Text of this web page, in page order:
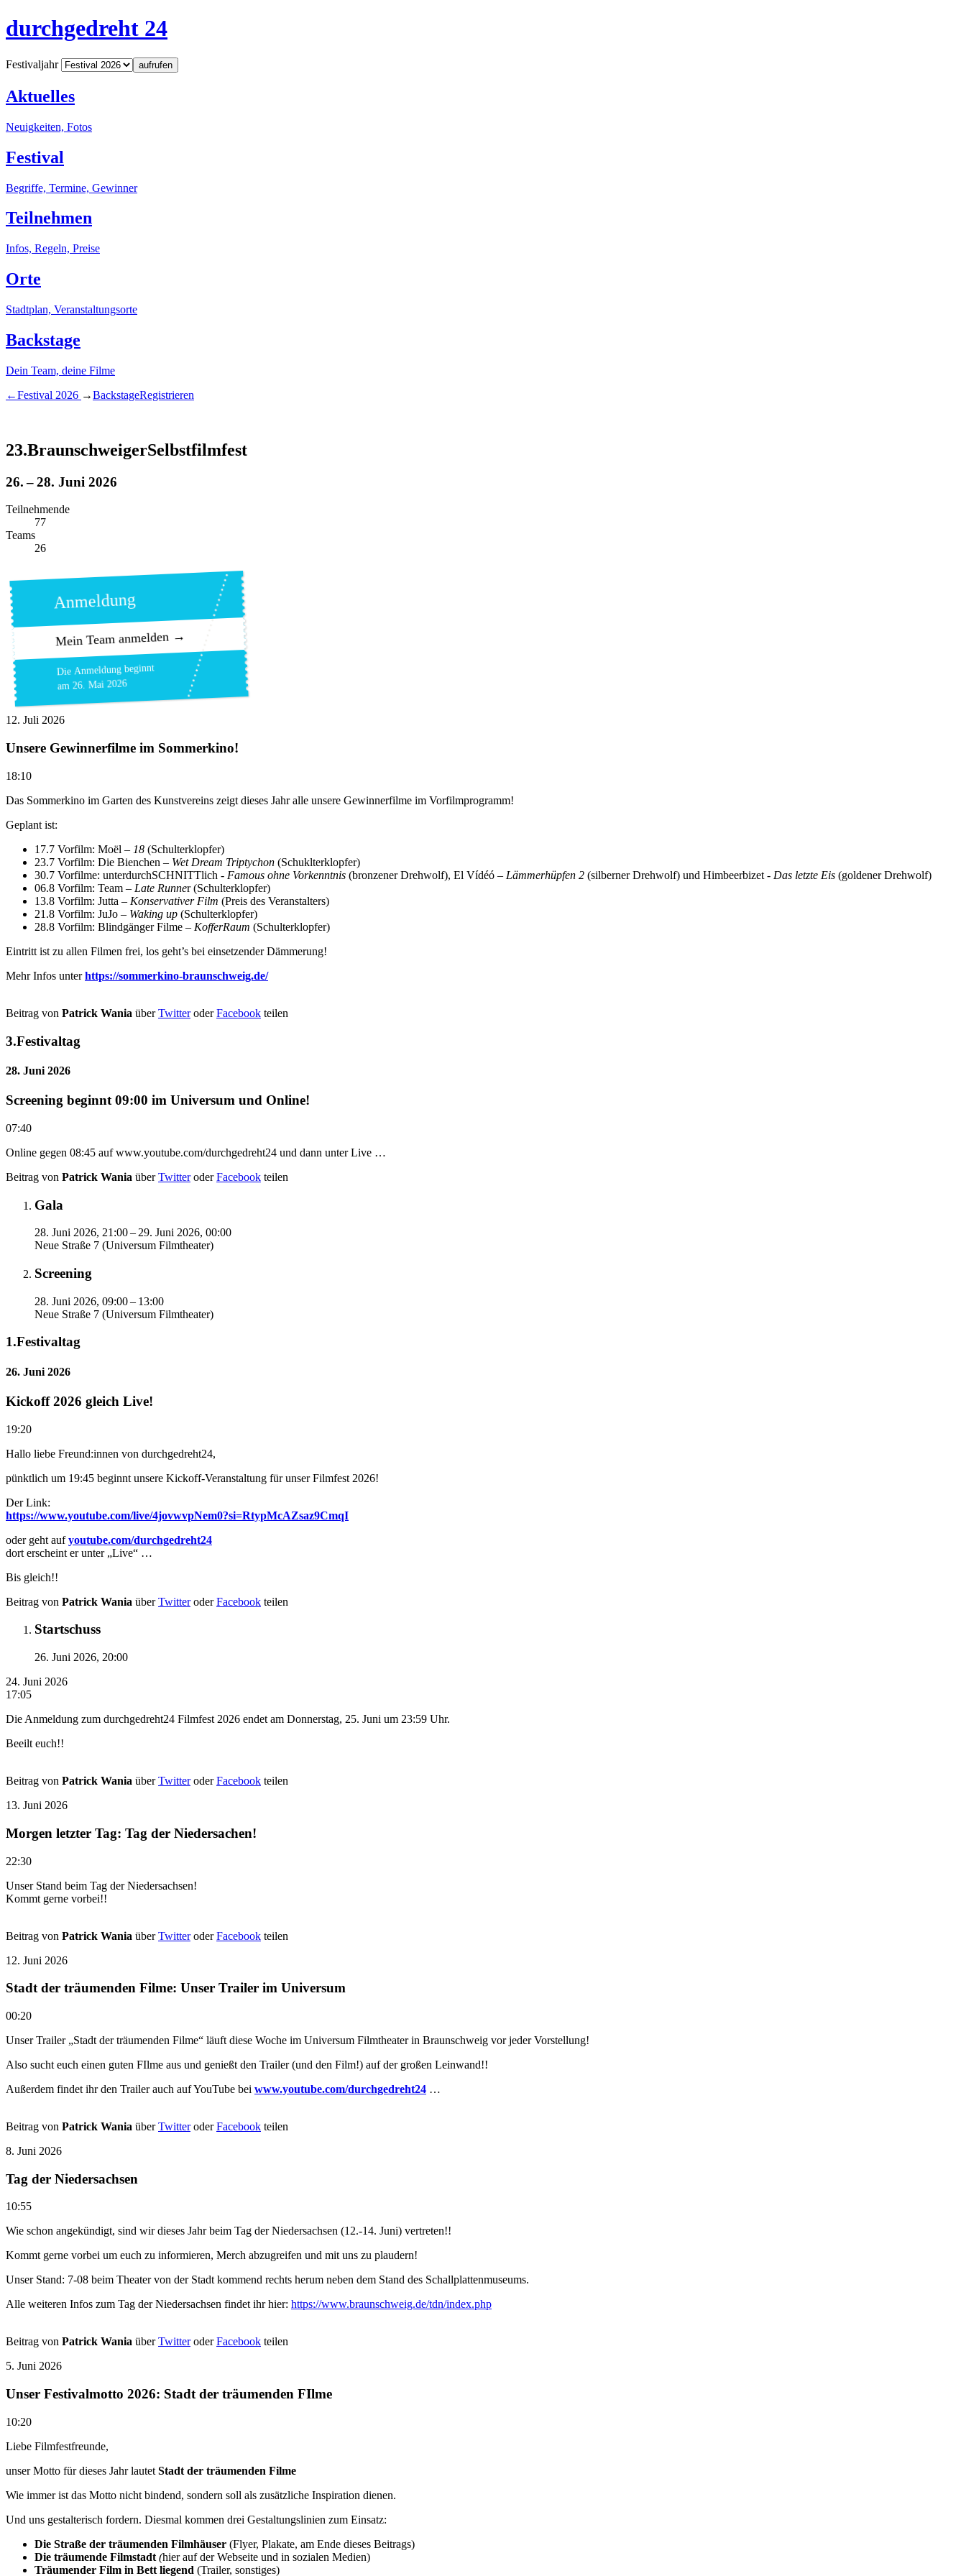
durchgedreht 24
Festivaljahr aufrufen
Aktuelles
Neuigkeiten, Fotos
Festival
Begriffe, Termine, Gewinner
Teilnehmen
Infos, Regeln, Preise
Orte
Stadtplan, Veranstaltungsorte
Backstage
Dein Team, deine Filme
←Festival 2026 →BackstageRegistrieren
23.BraunschweigerSelbstfilmfest
26. – 28. Juni 2026
Teilnehmende
77
Teams
26
Mein Team anmelden →
Die Anmeldung beginnt
am 26. Mai 2026
Anmeldung
12. Juli 2026
Unsere Gewinnerfilme im Sommerkino!
18:10
Das Sommerkino im Garten des Kunstvereins zeigt dieses Jahr alle unsere Gewinnerfilme im Vorfilmprogramm!
Geplant ist:
17.7 Vorfilm: Moël – 18 (Schulterklopfer)
23.7 Vorfilm: Die Bienchen – Wet Dream Triptychon (Schuklterklopfer)
30.7 Vorfilme: unterdurchSCHNITTlich - Famous ohne Vorkenntnis (bronzener Drehwolf), El Vídéó – Lämmerhüpfen 2 (silberner Drehwolf) und Himbeerbizet - Das letzte Eis (goldener Drehwolf)
06.8 Vorfilm: Team – Late Runner (Schulterklopfer)
13.8 Vorfilm: Jutta – Konservativer Film (Preis des Veranstalters)
21.8 Vorfilm: JuJo – Waking up (Schulterklopfer)
28.8 Vorfilm: Blindgänger Filme – KofferRaum (Schulterklopfer)
Eintritt ist zu allen Filmen frei, los geht’s bei einsetzender Dämmerung!
Mehr Infos unterhttps://sommerkino-braunschweig.de/
Beitrag von Patrick Wania überTwitteroderFacebook teilen
3.Festivaltag
28. Juni 2026
Screening beginnt 09:00 im Universum und Online!
07:40
Online gegen 08:45 auf www.youtube.com/durchgedreht24 und dann unter Live …
Beitrag von Patrick Wania überTwitteroderFacebook teilen
Gala
28. Juni 2026, 21:00 – 29. Juni 2026, 00:00
Neue Straße 7 (Universum Filmtheater)
Screening
28. Juni 2026, 09:00 – 13:00
Neue Straße 7 (Universum Filmtheater)
1.Festivaltag
26. Juni 2026
Kickoff 2026 gleich Live!
19:20
Hallo liebe Freund:innen von durchgedreht24,
pünktlich um 19:45 beginnt unsere Kickoff-Veranstaltung für unser Filmfest 2026!
Der Link:
https://www.youtube.com/live/4jovwvpNem0?si=RtypMcAZsaz9CmqI
oder geht aufyoutube.com/durchgedreht24
dort erscheint er unter „Live“ …
Bis gleich!!
Beitrag von Patrick Wania überTwitteroderFacebook teilen
Startschuss
26. Juni 2026, 20:00
24. Juni 2026
17:05
Die Anmeldung zum durchgedreht24 Filmfest 2026 endet am Donnerstag, 25. Juni um 23:59 Uhr.
Beeilt euch!!
Beitrag von Patrick Wania überTwitteroderFacebook teilen
13. Juni 2026
Morgen letzter Tag: Tag der Niedersachen!
22:30
Unser Stand beim Tag der Niedersachsen!
Kommt gerne vorbei!!
Beitrag von Patrick Wania überTwitteroderFacebook teilen
12. Juni 2026
Stadt der träumenden Filme: Unser Trailer im Universum
00:20
Unser Trailer „Stadt der träumenden Filme“ läuft diese Woche im Universum Filmtheater in Braunschweig vor jeder Vorstellung!
Also sucht euch einen guten FIlme aus und genießt den Trailer (und den Film!) auf der großen Leinwand!!
Außerdem findet ihr den Trailer auch auf YouTube bei www.youtube.com/durchgedreht24 …
Beitrag von Patrick Wania überTwitteroderFacebook teilen
8. Juni 2026
Tag der Niedersachsen
10:55
Wie schon angekündigt, sind wir dieses Jahr beim Tag der Niedersachsen (12.-14. Juni) vertreten!!
Kommt gerne vorbei um euch zu informieren, Merch abzugreifen und mit uns zu plaudern!
Unser Stand: 7-08 beim Theater von der Stadt kommend rechts herum neben dem Stand des Schallplattenmuseums.
Alle weiteren Infos zum Tag der Niedersachsen findet ihr hier: https://www.braunschweig.de/tdn/index.php
Beitrag von Patrick Wania überTwitteroderFacebook teilen
5. Juni 2026
Unser Festivalmotto 2026: Stadt der träumenden FIlme
10:20
Liebe Filmfestfreunde,
unser Motto für dieses Jahr lautet Stadt der träumenden Filme
Wie immer ist das Motto nicht bindend, sondern soll als zusätzliche Inspiration dienen.
Und uns gestalterisch fordern. Diesmal kommen drei Gestaltungslinien zum Einsatz:
Die Straße der träumenden Filmhäuser (Flyer, Plakate, am Ende dieses Beitrags)
Die träumende Filmstadt (hier auf der Webseite und in sozialen Medien)
Träumender Film in Bett liegend (Trailer, sonstiges)